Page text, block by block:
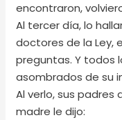
encontraron,
Al tercer día, lo
doctores de la Ley,
preguntas. Y todos
asombrados de su
Al verlo, sus padres
madre le dijo: